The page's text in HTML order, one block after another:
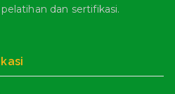
dan sertifikasi.